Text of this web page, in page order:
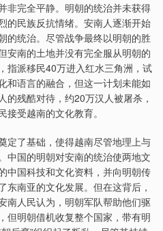
非完全平静。明朝的统治并未获得
的民族反抗情绪。安南人逐渐开始
的统治。尽管战争最终以明朝的胜
安南的土地并没有完全服从明朝的
指派移民40万进入红水三角洲，试
和语言的融合，但这一计划未能如
的残酷对待，约20万汉人被屠杀，
受越南的文化教育。
定了基础，使得越南尽管地理上与
中国的明朝对安南的统治使两地文
中国科技和文化资料，并向明朝传
南亚的文化发展。但在这背后，
南人民认为，明朝军队帮助他们驱
但明朝借机收复整个国家，带有明